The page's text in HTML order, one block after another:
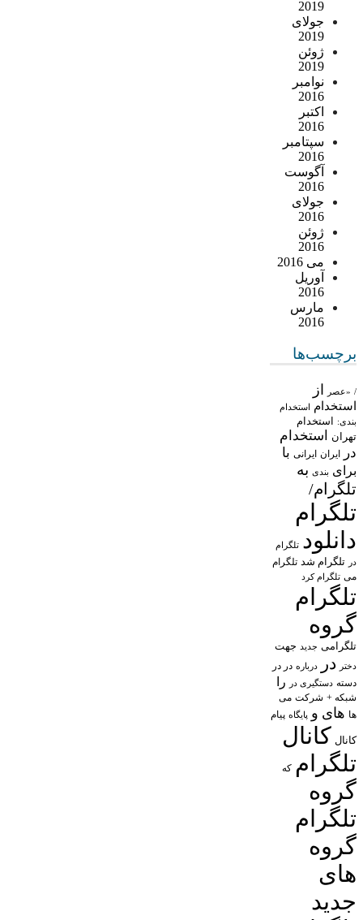
2019
جولای
2019
ژوئن
2019
نوامبر
2016
اکتبر
2016
سپتامبر
2016
آگوست
2016
جولای
2016
ژوئن
2016
می 2016
آوریل
2016
مارس
2016
برچسب‌ها
/ «عصر از
استخدام استخدام
بندی: استخدام
تهران
استخدام
در
ایران ایرانی با
برای بندی به
تلگرام/
تلگرام
دانلود تلگرام
در تلگرام شد تلگرام
می تلگرام کرد
تلگرام
گروه
تلگرامی جدید جهت
دختر در درباره در در
دسته دستگیری در را
شبکه + شرکت می
ها های و پایگاه پیام
کانال کانال
تلگرام که
گروه
تلگرام
گروه
های
جدید